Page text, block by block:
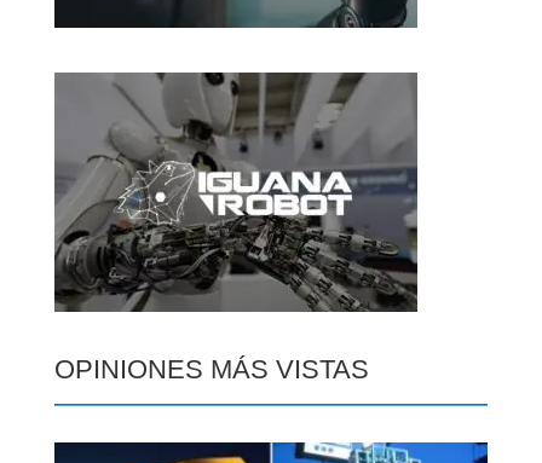
OPINIONES MÁS VISTAS